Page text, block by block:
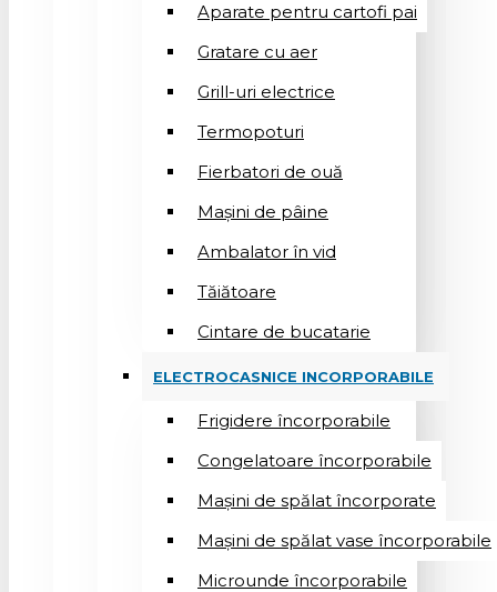
Aparate pentru cartofi pai
Gratare cu aer
Grill-uri electrice
Termopoturi
Fierbatori de ouă
Mașini de pâine
Ambalator în vid
Tăiătoare
Cintare de bucatarie
ELECTROCASNICE INCORPORABILE
Frigidere încorporabile
Congelatoare încorporabile
Mașini de spălat încorporate
Mașini de spălat vase încorporabile
Microunde încorporabile